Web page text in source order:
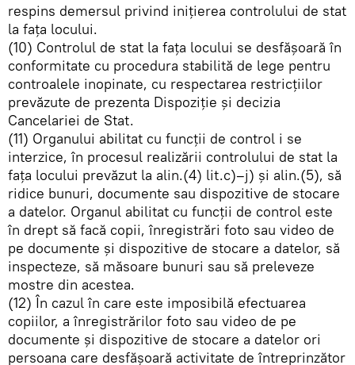
respins demersul privind iniţierea controlului de stat
la faţa locului.
(10) Controlul de stat la faţa locului se desfăşoară în
conformitate cu procedura stabilită de lege pentru
controalele inopinate, cu respectarea restricţiilor
prevăzute de prezenta Dispoziție şi decizia
Cancelariei de Stat.
(11) Organului abilitat cu funcţii de control i se
interzice, în procesul realizării controlului de stat la
faţa locului prevăzut la alin.(4) lit.c)–j) şi alin.(5), să
ridice bunuri, documente sau dispozitive de stocare
a datelor. Organul abilitat cu funcţii de control este
în drept să facă copii, înregistrări foto sau video de
pe documente şi dispozitive de stocare a datelor, să
inspecteze, să măsoare bunuri sau să preleveze
mostre din acestea.
(12) În cazul în care este imposibilă efectuarea
copiilor, a înregistrărilor foto sau video de pe
documente şi dispozitive de stocare a datelor ori
persoana care desfăşoară activitate de întreprinzător